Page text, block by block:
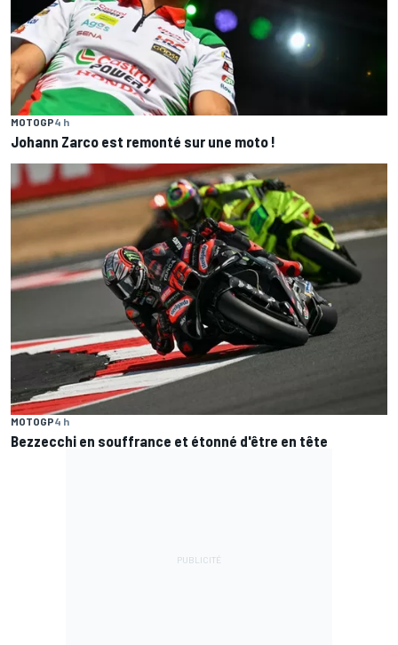
MOTOGP4 h
Johann Zarco est remonté sur une moto !
MOTOGP4 h
Bezzecchi en souffrance et étonné d'être en tête